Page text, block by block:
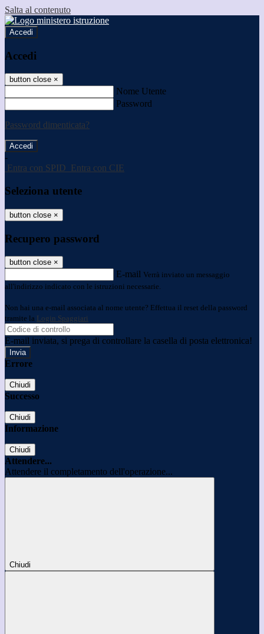
Salta al contenuto
Accedi
Accedi
button close ×
Nome Utente
Password
Password dimenticata?
-
Entra con SPID Entra con CIE
Seleziona utente
button close ×
Recupero password
button close ×
E-mail Verrà inviato un messaggio
all'indirizzo indicato con le istruzioni necessarie.
Non hai una e-mail associata al nome utente? Effettua il reset della password
tramite la Login Spaggiari
E-mail inviata, si prega di controllare la casella di posta elettronica!
Errore
Chiudi
Successo
Chiudi
Informazione
Chiudi
Attendere...
Attendere il completamento dell'operazione...
Chiudi